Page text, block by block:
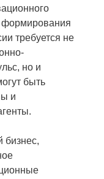
формирования
требуется не
но и
быть
и
бизнес,